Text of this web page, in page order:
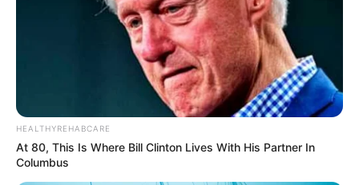
Ambyar! 10 Kalimat Baper
Pakai Bahasa Jawa Ini Bikin
Galau Abis
HEALTHYREHABCARE
At 80, This Is Where Bill Clinton Lives With His Partner In
Columbus